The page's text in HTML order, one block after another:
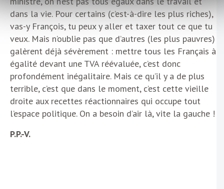
dans la vie. Pour certains (c’est-à-dire les plus riches),
vas-y François, tu peux y aller et taxer tout ce que tu
veux. Mais n’oublie pas que d’autres (les plus pauvres)
galèrent déjà sévèrement : mettre tous les Français à
égalité devant une TVA réévaluée, c’est donc
profondément inégalitaire. Mais ce qu’il y a de plus
terrible, c’est que dans le moment, c’est cette vieille
droite aux recettes réactionnaires qui occupe tout
l’espace politique. On a besoin d’air là, vite la gauche !
P.P.-V.